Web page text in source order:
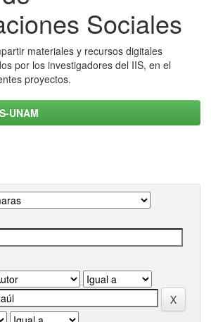
Sociales
materiales y recursos digitales
por los investigadores del IIS, en el
proyectos.
UNAM